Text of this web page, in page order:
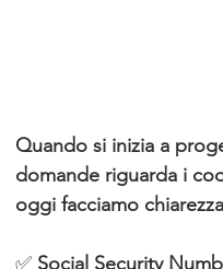
Quando si inizia a
domande riguarda i
oggi facciamo
✅ Social Security